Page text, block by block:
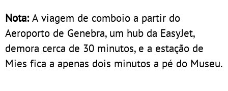
Nota:A viagem de comboio a partir do
Aeroporto de Genebra, um hub da EasyJet,
demora cerca de 30 minutos, e a estação de
Mies fica a apenas dois minutos a pé do Museu.